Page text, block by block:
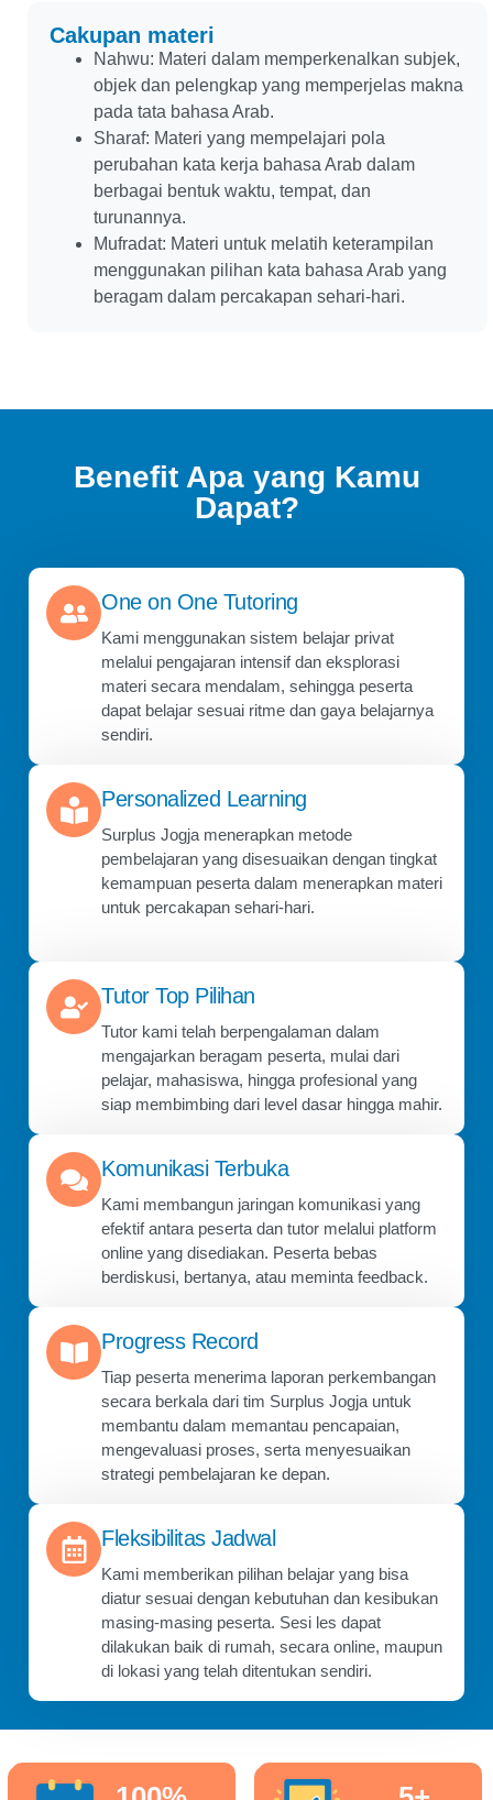
Cakupan materi
Nahwu: Materi dalam memperkenalkan subjek,
objek dan pelengkap yang memperjelas makna
pada tata bahasa Arab.
Sharaf: Materi yang mempelajari pola
perubahan kata kerja bahasa Arab dalam
berbagai bentuk waktu, tempat, dan
turunannya.
Mufradat: Materi untuk melatih keterampilan
menggunakan pilihan kata bahasa Arab yang
beragam dalam percakapan sehari-hari.
Benefit Apa yang Kamu
Dapat?
One on One Tutoring
Kami menggunakan sistem belajar privat
melalui pengajaran intensif dan eksplorasi
materi secara mendalam, sehingga peserta
dapat belajar sesuai ritme dan gaya belajarnya
sendiri.
Personalized Learning
Surplus Jogja menerapkan metode
pembelajaran yang disesuaikan dengan tingkat
kemampuan peserta dalam menerapkan materi
untuk percakapan sehari-hari.
Tutor Top Pilihan
Tutor kami telah berpengalaman dalam
mengajarkan beragam peserta, mulai dari
pelajar, mahasiswa, hingga profesional yang
siap membimbing dari level dasar hingga mahir.
Komunikasi Terbuka
Kami membangun jaringan komunikasi yang
efektif antara peserta dan tutor melalui platform
online yang disediakan. Peserta bebas
berdiskusi, bertanya, atau meminta feedback.
Progress Record
Tiap peserta menerima laporan perkembangan
secara berkala dari tim Surplus Jogja untuk
membantu dalam memantau pencapaian,
mengevaluasi proses, serta menyesuaikan
strategi pembelajaran ke depan.
Fleksibilitas Jadwal
Kami memberikan pilihan belajar yang bisa
diatur sesuai dengan kebutuhan dan kesibukan
masing-masing peserta. Sesi les dapat
dilakukan baik di rumah, secara online, maupun
di lokasi yang telah ditentukan sendiri.